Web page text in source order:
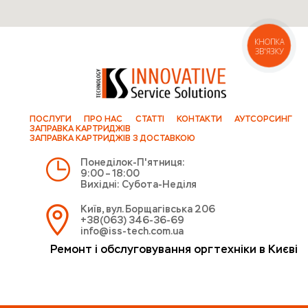
Київ, вул. Борщагівська 206
+38(063) 346-36-69
info@iss-tech.com.ua
Понеділок-П'ятниця:
9:00 – 18:00
Вихідні: Субота-Неділя
ПОСЛУГИ ПРО НАС СТАТТІ КОНТАКТИ
АУТСОРСИНГ
ЗАПРАВКА КАРТРИДЖІВ
ЗАПРАВКА КАРТРИДЖІВ З ДОСТАВКОЮ
Ремонт і обслуговування оргтехніки в Києві
КНОПКА
ЗВ'ЯЗКУ